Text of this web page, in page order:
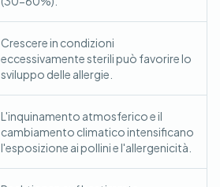
Crescere in condizioni
eccessivamente sterili può favorire lo
sviluppo delle allergie.
L'inquinamento atmosferico e il
cambiamento climatico intensificano
l'esposizione ai pollini e l'allergenicità.